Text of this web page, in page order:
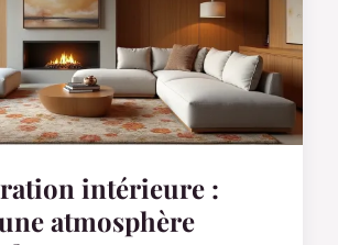
intérieure :
atmosphère